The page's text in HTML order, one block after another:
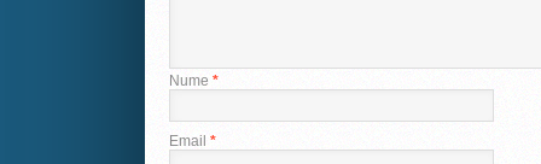
Nume *
Email *